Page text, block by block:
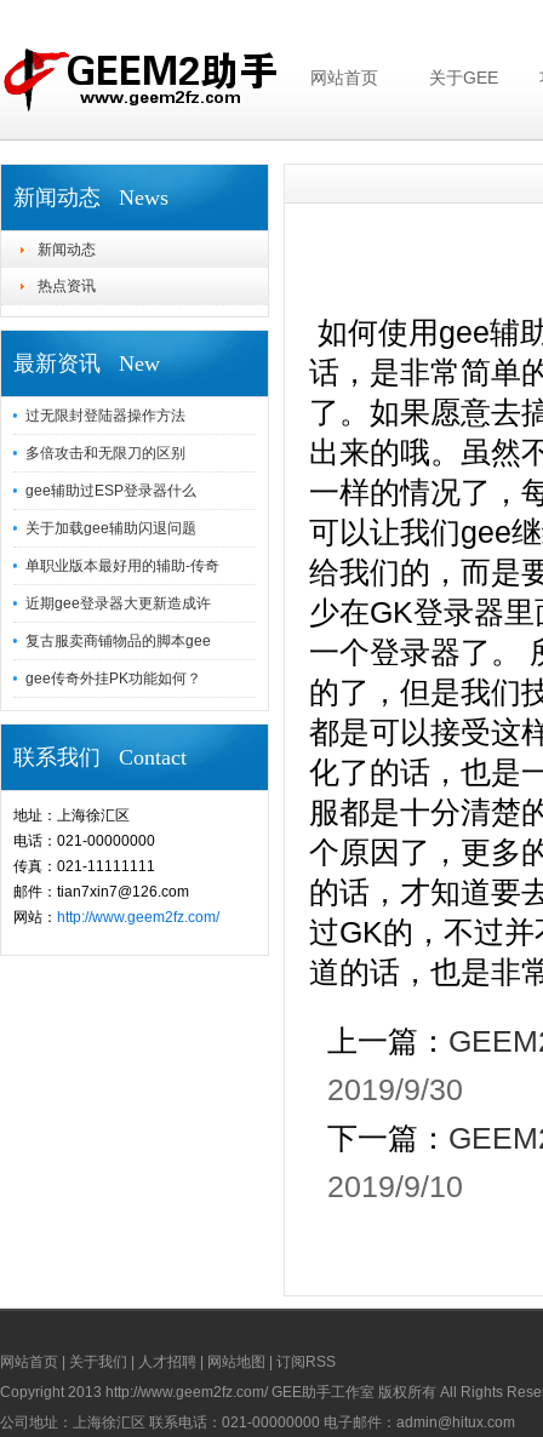
网站首页 关于GEE
新闻动态 News
新闻动态
热点资讯
最新资讯 New
过无限封登陆器操作方法
多倍攻击和无限刀的区别
gee辅助过ESP登录器什么
关于加载gee辅助闪退问题
单职业版本最好用的辅助-传奇
近期gee登录器大更新造成许
复古服卖商铺物品的脚本gee
gee传奇外挂PK功能如何？
联系我们 Contact
地址：上海徐汇区
电话：021-00000000
传真：021-11111111
邮件：tian7xin7@126.com
网站： http://www.geem2fz.com/
如何使用gee辅
话，是非常简单
了。如果愿意去
出来的哦。虽然
一样的情况了，
可以让我们gee
给我们的，而是
少在GK登录器
一个登录器了。
的了，但是我们
都是可以接受这
化了的话，也是
服都是十分清楚
个原因了，更多
的话，才知道要
过GK的，不过
道的话，也是非
上一篇：
2019/9/30
下一篇：
2019/9/10
网站首页 关于我们 人才招聘 网站地图
订阅RSS
Copyright 2013 http://www.geem2fz.com/ GEE助手工作室 版权所有 All Rights
公司地址：上海徐汇区 联系电话：021-00000000 电子邮件：admin@hitux.com